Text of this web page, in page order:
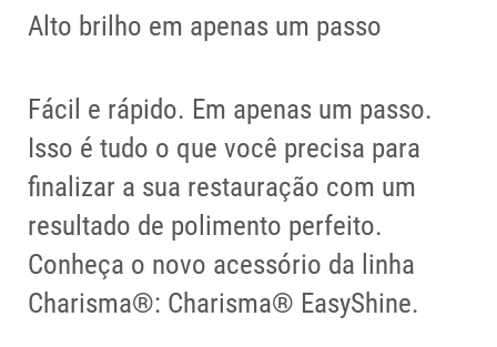
Alto brilho em apenas um passo
Fácil e rápido. Em apenas um passo.
Isso é tudo o que você precisa para
finalizar a sua restauração com um
resultado de polimento perfeito.
Conheça o novo acessório da linha
Charisma®: Charisma® EasyShine.